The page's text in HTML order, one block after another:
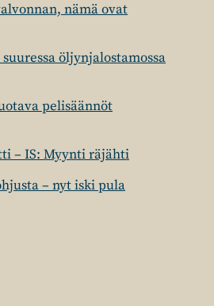
nämä ovat
öljynjalostamossa
pelisäännöt
– IS: Myynti räjähti
– nyt iski pula